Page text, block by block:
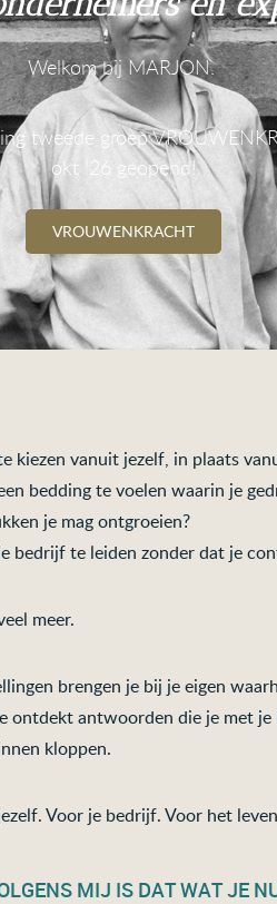
Welkom bij MARJON.
tweede groep
okt '26 geopend!
VROUWENKRACHT
kiezen vanuit jezelf, in plaats
bedding te voelen waarin je
je mag ontgroeien?
bedrijf te leiden zonder dat je
meer.
brengen je bij je eigen
ontdekt antwoorden die je met
kloppen.
Voor je bedrijf. Voor het
MIJ IS DAT WAT JE